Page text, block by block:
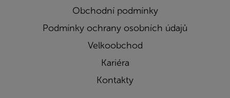
Obchodní podmínky
Podmínky ochrany osobních údajů
Velkoobchod
Kariéra
Kontakty